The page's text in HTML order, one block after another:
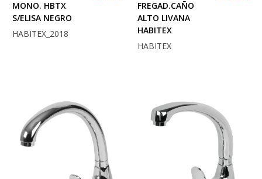
MONO. HBTX
S/ELISA NEGRO
HABITEX_2018
FREGAD.CAÑO
ALTO LIVANA
HABITEX
HABITEX